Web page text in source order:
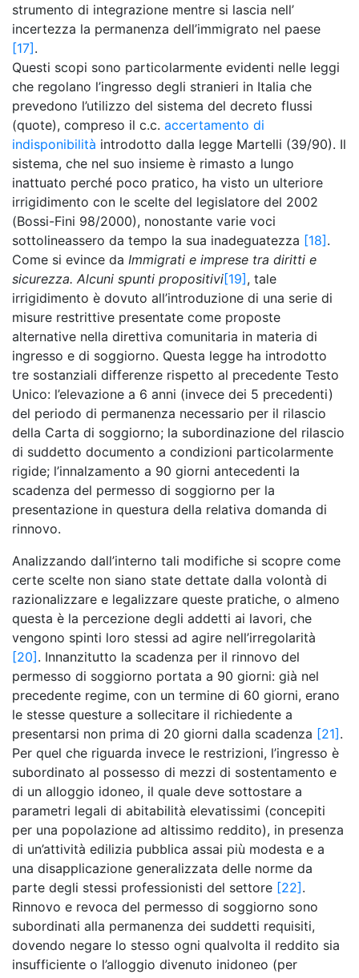
strumento di integrazione mentre si lascia nell’
incertezza la permanenza dell’immigrato nel paese
[17].
Questi scopi sono particolarmente evidenti nelle leggi
che regolano l’ingresso degli stranieri in Italia che
prevedono l’utilizzo del sistema del decreto flussi
(quote), compreso il c.c. accertamento di
indisponibilità introdotto dalla legge Martelli (39/90). Il
sistema, che nel suo insieme è rimasto a lungo
inattuato perché poco pratico, ha visto un ulteriore
irrigidimento con le scelte del legislatore del 2002
(Bossi-Fini 98/2000), nonostante varie voci
sottolineassero da tempo la sua inadeguatezza [18].
Come si evince da Immigrati e imprese tra diritti e
sicurezza. Alcuni spunti propositivi[19], tale
irrigidimento è dovuto all’introduzione di una serie di
misure restrittive presentate come proposte
alternative nella direttiva comunitaria in materia di
ingresso e di soggiorno. Questa legge ha introdotto
tre sostanziali differenze rispetto al precedente Testo
Unico: l’elevazione a 6 anni (invece dei 5 precedenti)
del periodo di permanenza necessario per il rilascio
della Carta di soggiorno; la subordinazione del rilascio
di suddetto documento a condizioni particolarmente
rigide; l’innalzamento a 90 giorni antecedenti la
scadenza del permesso di soggiorno per la
presentazione in questura della relativa domanda di
rinnovo.
Analizzando dall’interno tali modifiche si scopre come
certe scelte non siano state dettate dalla volontà di
razionalizzare e legalizzare queste pratiche, o almeno
questa è la percezione degli addetti ai lavori, che
vengono spinti loro stessi ad agire nell’irregolarità
[20]. Innanzitutto la scadenza per il rinnovo del
permesso di soggiorno portata a 90 giorni: già nel
precedente regime, con un termine di 60 giorni, erano
le stesse questure a sollecitare il richiedente a
presentarsi non prima di 20 giorni dalla scadenza [21].
Per quel che riguarda invece le restrizioni, l’ingresso è
subordinato al possesso di mezzi di sostentamento e
di un alloggio idoneo, il quale deve sottostare a
parametri legali di abitabilità elevatissimi (concepiti
per una popolazione ad altissimo reddito), in presenza
di un’attività edilizia pubblica assai più modesta e a
una disapplicazione generalizzata delle norme da
parte degli stessi professionisti del settore [22].
Rinnovo e revoca del permesso di soggiorno sono
subordinati alla permanenza dei suddetti requisiti,
dovendo negare lo stesso ogni qualvolta il reddito sia
insufficiente o l’alloggio divenuto inidoneo (per